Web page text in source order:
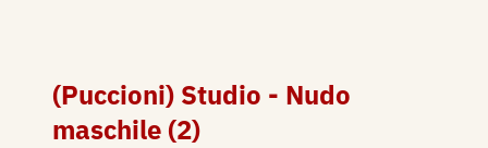
(Puccioni) Studio - Nudo
maschile (2)